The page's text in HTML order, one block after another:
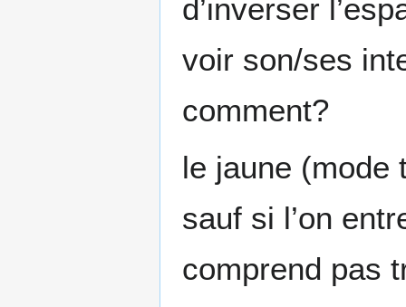
d’inverser
voir son/ses
comment?
le jaune (mode
sauf si l’on
comprend pas